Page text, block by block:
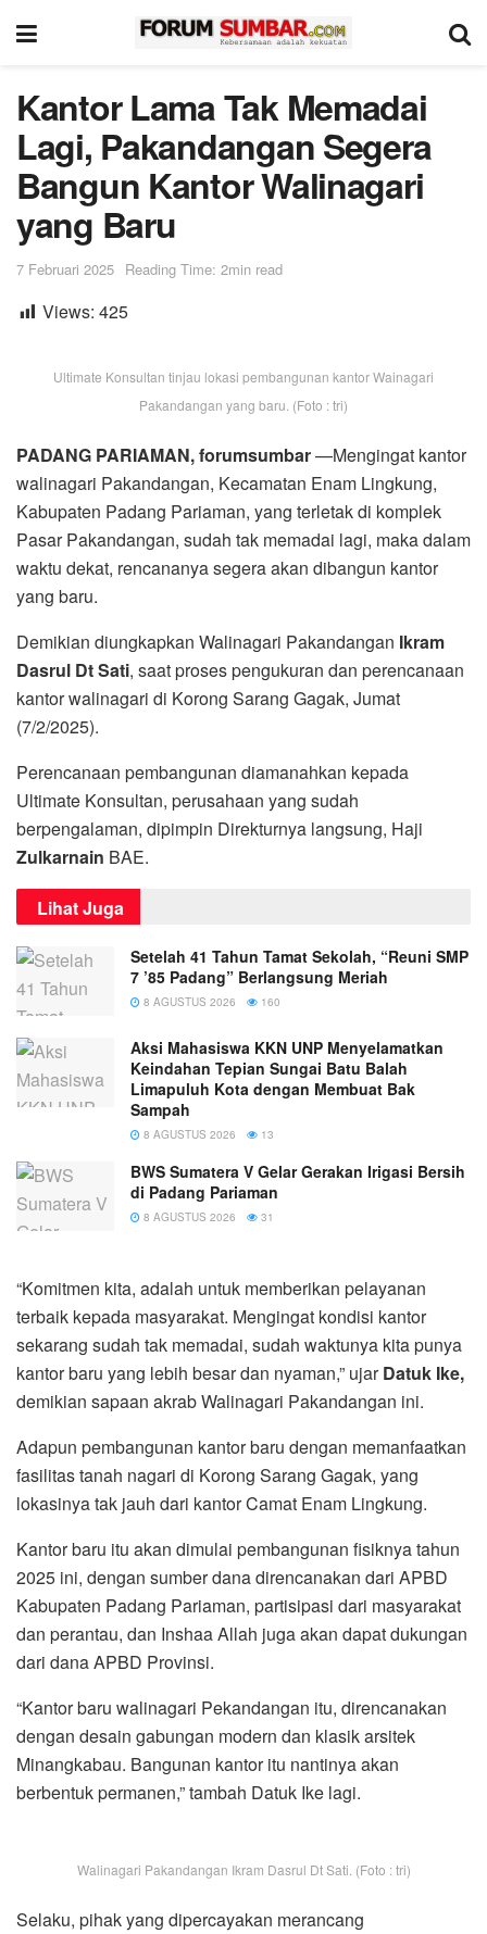
Kantor Lama Tak Memadai
Lagi, Pakandangan Segera
Bangun Kantor Walinagari
yang Baru
7 Februari 2025 Reading Time: 2min read
Views: 425
Ultimate Konsultan tinjau lokasi pembangunan kantor Wainagari
Pakandangan yang baru. (Foto : tri)
PADANG PARIAMAN, forumsumbar—Mengingat kantor
walinagari Pakandangan, Kecamatan Enam Lingkung,
Kabupaten Padang Pariaman, yang terletak di komplek
Pasar Pakandangan, sudah tak memadai lagi, maka dalam
waktu dekat, rencananya segera akan dibangun kantor
yang baru.
Demikian diungkapkan Walinagari Pakandangan Ikram
Dasrul Dt Sati, saat proses pengukuran dan perencanaan
kantor walinagari di Korong Sarang Gagak, Jumat
(7/2/2025).
Perencanaan pembangunan diamanahkan kepada
Ultimate Konsultan, perusahaan yang sudah
berpengalaman, dipimpin Direkturnya langsung, Haji
Zulkarnain BAE.
Lihat Juga
Setelah 41 Tahun Tamat Sekolah, “Reuni SMP
7 ’85 Padang” Berlangsung Meriah
8 AGUSTUS 2026 160
Aksi Mahasiswa KKN UNP Menyelamatkan
Keindahan Tepian Sungai Batu Balah
Limapuluh Kota dengan Membuat Bak
Sampah
8 AGUSTUS 2026 13
BWS Sumatera V Gelar Gerakan Irigasi Bersih
di Padang Pariaman
8 AGUSTUS 2026 31
“Komitmen kita, adalah untuk memberikan pelayanan
terbaik kepada masyarakat. Mengingat kondisi kantor
sekarang sudah tak memadai, sudah waktunya kita punya
kantor baru yang lebih besar dan nyaman,” ujarDatuk Ike,
demikian sapaan akrab Walinagari Pakandangan ini.
Adapun pembangunan kantor baru dengan memanfaatkan
fasilitas tanah nagari di Korong Sarang Gagak, yang
lokasinya tak jauh dari kantor Camat Enam Lingkung.
Kantor baru itu akan dimulai pembangunan fisiknya tahun
2025 ini, dengan sumber dana direncanakan dari APBD
Kabupaten Padang Pariaman, partisipasi dari masyarakat
dan perantau, dan Inshaa Allah juga akan dapat dukungan
dari dana APBD Provinsi.
“Kantor baru walinagari Pekandangan itu, direncanakan
dengan desain gabungan modern dan klasik arsitek
Minangkabau. Bangunan kantor itu nantinya akan
berbentuk permanen,” tambah Datuk Ike lagi.
Walinagari Pakandangan Ikram Dasrul Dt Sati. (Foto : tri)
Selaku, pihak yang dipercayakan merancang